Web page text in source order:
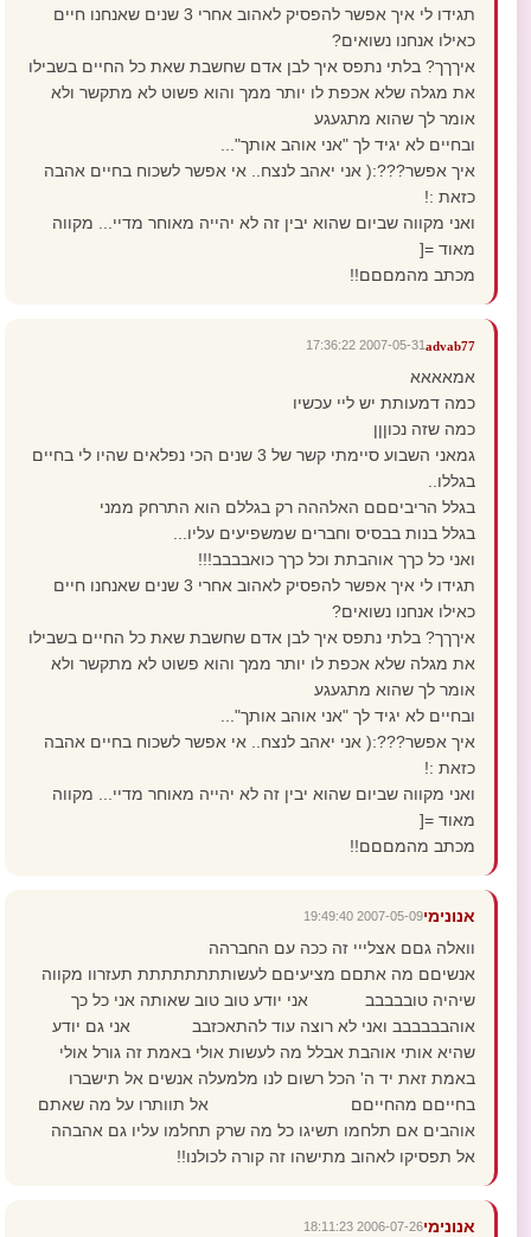
תגידו לי איך אפשר להפסיק לאהוב אחרי 3 שנים שאנחנו חיים
כאילו אנחנו נשואים?
איךךך? בלתי נתפס איך לבן אדם שחשבת שאת כל החיים בשבילו
את מגלה שלא אכפת לו יותר ממך והוא פשוט לא מתקשר ולא
אומר לך שהוא מתגעגע
ובחיים לא יגיד לך "אני אוהב אותך"...
איך אפשר???:( אני יאהב לנצח.. אי אפשר לשכוח בחיים אהבה
כזאת :!
ואני מקווה שביום שהוא יבין זה לא יהייה מאוחר מדיי... מקווה
מאוד =[
מכתב מהמםםם!!
advab77
2007-05-31 17:36:22
אמאאאא
כמה דמעותת יש ליי עכשיו
כמה שזה נכוןןן
גמאני השבוע סיימתי קשר של 3 שנים הכי נפלאים שהיו לי בחיים
בגללו..
בגלל הריביםםם האלההה רק בגללם הוא התרחק ממני
בגלל בנות בבסיס וחברים שמשפיעים עליו...
ואני כל כךך אוהבתת וכל כךך כואבבבב!!!
תגידו לי איך אפשר להפסיק לאהוב אחרי 3 שנים שאנחנו חיים
כאילו אנחנו נשואים?
איךךך? בלתי נתפס איך לבן אדם שחשבת שאת כל החיים בשבילו
את מגלה שלא אכפת לו יותר ממך והוא פשוט לא מתקשר ולא
אומר לך שהוא מתגעגע
ובחיים לא יגיד לך "אני אוהב אותך"...
איך אפשר???:( אני יאהב לנצח.. אי אפשר לשכוח בחיים אהבה
כזאת :!
ואני מקווה שביום שהוא יבין זה לא יהייה מאוחר מדיי... מקווה
מאוד =[
מכתב מהמםםם!!
אנונימי2007-05-09 19:49:40
וואלה גםם אצלייי זה ככה עם החברהה
אנשיםם מה אתםם מציעיםם לעשותתתתתתתת תעזרוו מקווה
שיהיה טובבבבב אני יודע טוב טוב שאותה אני כל כך
אוהבבבבבב ואני לא רוצה עוד להתאכזבב אני גם יודע
שהיא אותי אוהבת אבלל מה לעשות אולי באמת זה גורל אולי
באמת זאת יד ה' הכל רשום לנו מלמעלה אנשים אל תישברו
בחייםם מהחייםם אל תוותרו על מה שאתם
אוהבים אם תלחמו תשיגו כל מה שרק תחלמו עליו גם אהבהה
אל תפסיקו לאהוב מתישהו זה קורה לכולנו!!
אנונימי2006-07-26 18:11:23